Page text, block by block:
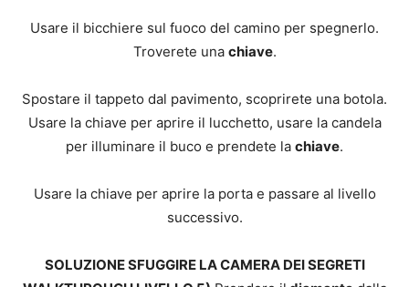
Usare il bicchiere sul fuoco del camino per spegnerlo.
Troverete una chiave.
Spostare il tappeto dal pavimento, scoprirete una botola.
Usare la chiave per aprire il lucchetto, usare la candela
per illuminare il buco e prendete la chiave.
Usare la chiave per aprire la porta e passare al livello
successivo.
SOLUZIONE SFUGGIRE LA CAMERA DEI SEGRETI